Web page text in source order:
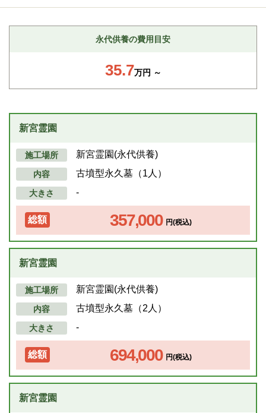
永代供養の費用目安
35.7万円 ～
新宮霊園
施工場所 新宮霊園(永代供養)
内容 古墳型永久墓（1人）
大きさ -
総額 357,000 円(税込)
新宮霊園
施工場所 新宮霊園(永代供養)
内容 古墳型永久墓（2人）
大きさ -
総額 694,000 円(税込)
新宮霊園